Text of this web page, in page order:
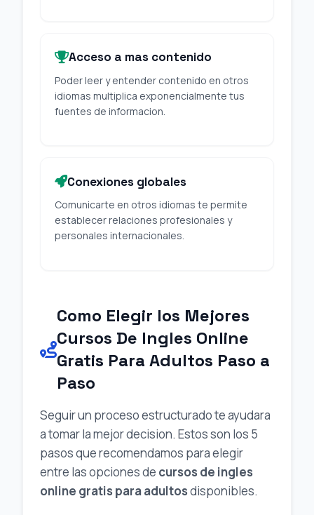
Acceso a mas contenido
Poder leer y entender contenido en otros
idiomas multiplica exponencialmente tus
fuentes de informacion.
Conexiones globales
Comunicarte en otros idiomas te permite
establecer relaciones profesionales y
personales internacionales.
Como Elegir los Mejores
Cursos De Ingles Online
Gratis Para Adultos Paso a
Paso
Seguir un proceso estructurado te ayudara
a tomar la mejor decision. Estos son los 5
pasos que recomendamos para elegir
entre las opciones de cursos de ingles
online gratis para adultosdisponibles.